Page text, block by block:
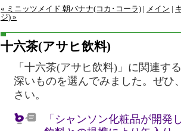
« ミニッツメイド 朝バナナ(コカ･コーラ) メイン
ジ) »
十六茶(アサヒ飲料)
「十六茶(アサヒ飲料)」に関連す
深いものを選んでみました。ぜひ
さい。
「シャンソン化粧品が開発